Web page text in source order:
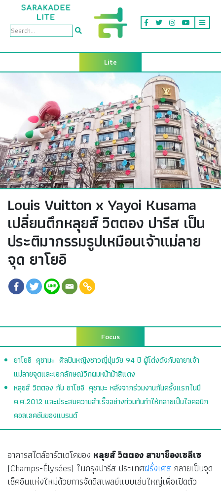
Lite
Louis Vuitton x Yayoi Kusama
เปลี่ยนตึกหลุยส์ วิตตอง ปารีส เป็น
ประติมากรรมรูปเหมือนเจ้าแม่ลาย
จุด ยาโยอิ
Focus
ยาโยอิ คุซามะ ศิลปินหญิงชาวญี่ปุ่นวัย 94 ปี ผู้โด่งดังกับฉายาเจ้า
แม่ลายจุดและเอกลักษณ์วิกผมหน้าม้าสีแดง
หลุยส์ วิตตอง กับ ยาโยอิ คุซามะ หลังจากร่วมงานกันครั้งแรกในปี
ค.ศ.2012 และประสบความสำเร็จอย่างท่วมท้นทำให้กลายเป็นไอคอนิก
คอลเลคชันของแบรนด์
อาคารสไตล์อาร์ตเดโคของ หลุยส์ วิตตอง สาขาช็องเซลีเซ
(Champs-Élysées) ในกรุงปารีส ประเทศฝรั่งเศส กลายเป็นจุด
เช็คอินแห่งใหม่ด้วยการจัดดิสเพลย์แบบเล่นใหญ่เพื่อเปิดตัว